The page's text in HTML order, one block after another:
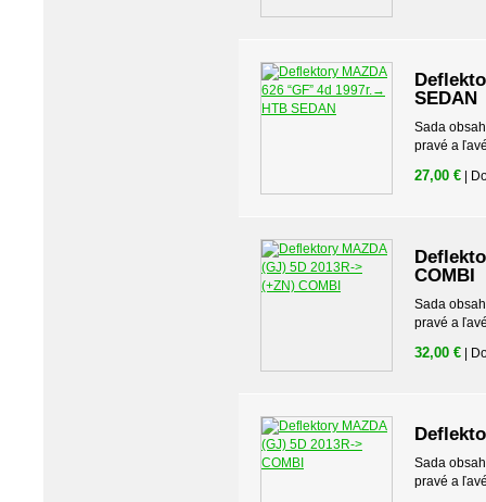
SEDAN
Sada
pravé a
27,00 € |
COMBI
Sada
pravé a
32,00 € |
Sada
pravé a